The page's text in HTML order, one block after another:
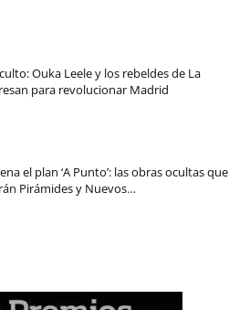
Ouka Leele y los rebeldes de La
para revolucionar Madrid
el plan ‘A Punto’: las obras ocultas que
Pirámides y Nuevos…